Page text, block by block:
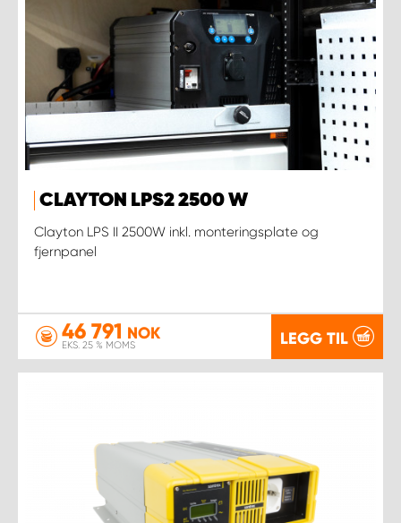
CLAYTON LPS2 2500 W
Clayton LPS II 2500W inkl. monteringsplate og
fjernpanel
46 791 NOK
EKS. 25 % MOMS LEGG TIL